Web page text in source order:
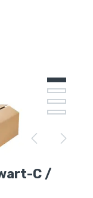
C /
C / 33,7
je